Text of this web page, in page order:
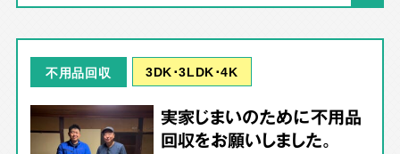
不用品回収 3DK･3LDK･4K
実家じまいのために不用品
回収をお願いしました。